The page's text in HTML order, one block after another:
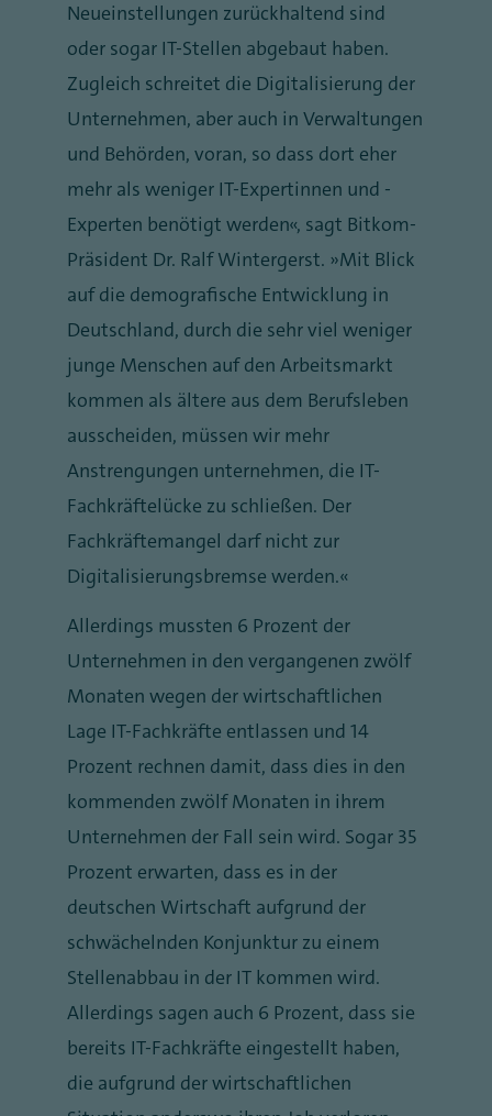
Neueinstellungen zurückhaltend sind
oder sogar IT-Stellen abgebaut haben.
Zugleich schreitet die Digitalisierung der
Unternehmen, aber auch in Verwaltungen
und Behörden, voran, so dass dort eher
mehr als weniger IT-Expertinnen und -
Experten benötigt werden“, sagt Bitkom-
Präsident Dr. Ralf Wintergerst. „Mit Blick
auf die demografische Entwicklung in
Deutschland, durch die sehr viel weniger
junge Menschen auf den Arbeitsmarkt
kommen als ältere aus dem Berufsleben
ausscheiden, müssen wir mehr
Anstrengungen unternehmen, die IT-
Fachkräftelücke zu schließen. Der
Fachkräftemangel darf nicht zur
Digitalisierungsbremse werden.“
Allerdings mussten 6 Prozent der
Unternehmen in den vergangenen zwölf
Monaten wegen der wirtschaftlichen
Lage IT-Fachkräfte entlassen und 14
Prozent rechnen damit, dass dies in den
kommenden zwölf Monaten in ihrem
Unternehmen der Fall sein wird. Sogar 35
Prozent erwarten, dass es in der
deutschen Wirtschaft aufgrund der
schwächelnden Konjunktur zu einem
Stellenabbau in der IT kommen wird.
Allerdings sagen auch 6 Prozent, dass sie
bereits IT-Fachkräfte eingestellt haben,
die aufgrund der wirtschaftlichen